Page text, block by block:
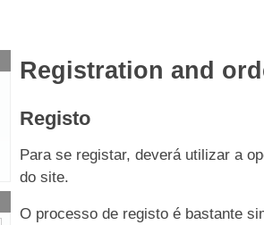
Registration and
Registo
Para se registar, deverá utilizar a
do site.
O processo de registo é bastante